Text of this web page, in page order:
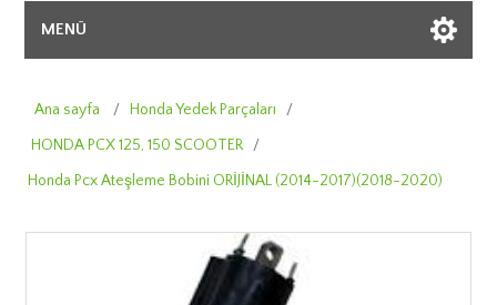
MENÜ
Ana sayfa / Honda Yedek Parçaları
/
HONDA PCX 125, 150 SCOOTER /
Honda Pcx Ateşleme Bobini ORİJİNAL (2014-2017)(2018-2020)